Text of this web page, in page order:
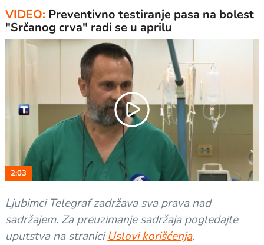
VIDEO: Preventivno testiranje pasa na bolest
"Srčanog crva" radi se u aprilu
Play
Video
2:03
Ljubimci Telegraf zadržava sva prava nad
sadržajem. Za preuzimanje sadržaja pogledajte
uputstva na straniciUslovi korišćenja.